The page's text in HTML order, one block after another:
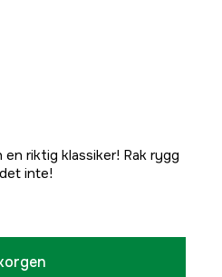
riktig klassiker! Rak rygg
inte!